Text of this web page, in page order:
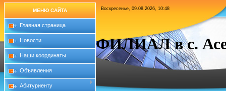
МЕНЮ САЙТА
Главная страница
Новости
Наши координаты
Объявления
Абитуриенту
Воскресенье, 09.08.2026, 10:48
ФИЛИАЛ в с.